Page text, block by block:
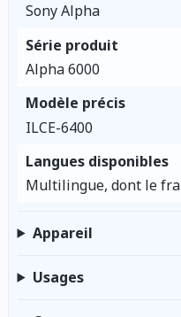
Sony Alpha
Série produit
Alpha 6000
Modèle précis
ILCE-6400
Langues disponibles
Multilingue, dont le
Appareil
Usages